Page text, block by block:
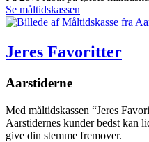
Se måltidskassen
Jeres Favoritter
Aarstiderne
Med måltidskassen “Jeres
Aarstidernes kunder bedst kan
give din stemme fremover.